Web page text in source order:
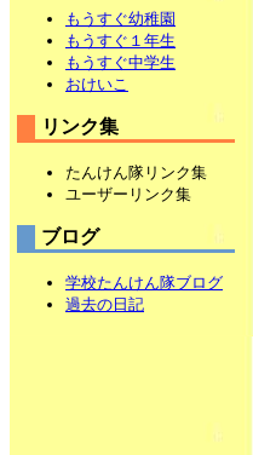
もうすぐ幼稚園
もうすぐ１年生
もうすぐ中学生
おけいこ
リンク集
たんけん隊リンク集
ユーザーリンク集
ブログ
学校たんけん隊ブログ
過去の日記